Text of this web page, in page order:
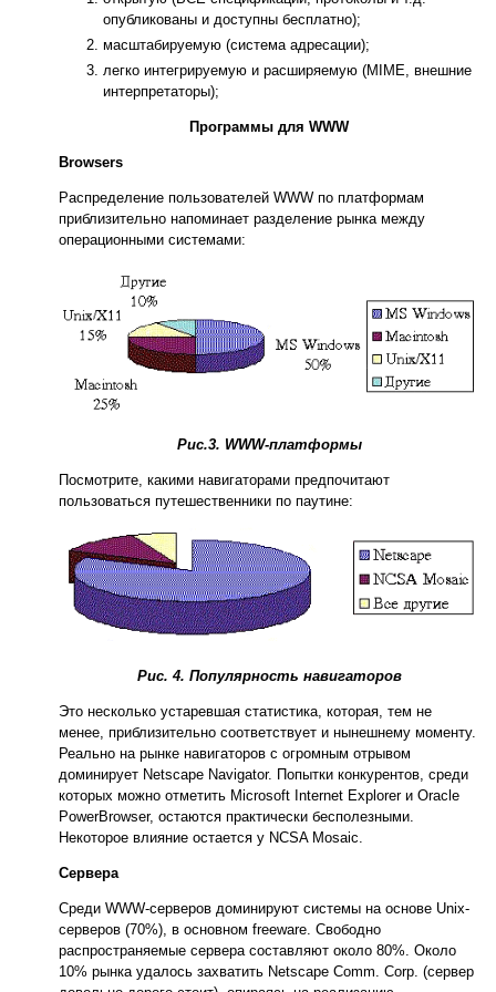
опубликованы и доступны бесплатно);
масштабируемую (система адресации);
легко интегрируемую и расширяемую (MIME, внешние
интерпретаторы);
Программы для WWW
Browsers
Распределение пользователей WWW по платформам
приблизительно напоминает разделение рынка между
операционными системами:
Рис.3. WWW-платформы
Посмотрите, какими навигаторами предпочитают
пользоваться путешественники по паутине:
Рис. 4. Популярность навигаторов
Это несколько устаревшая статистика, которая, тем не
менее, приблизительно соответствует и нынешнему моменту.
Реально на рынке навигаторов с огромным отрывом
доминирует Netscape Navigator. Попытки конкурентов, среди
которых можно отметить Microsoft Internet Explorer и Oracle
PowerBrowser, остаются практически бесполезными.
Некоторое влияние остается у NCSA Mosaic.
Cервера
Среди WWW-серверов доминируют системы на основе Unix-
серверов (70%), в основном freeware. Свободно
распространяемые сервера составляют около 80%. Около
10% рынка удалось захватить Netscape Comm. Corp. (сервер